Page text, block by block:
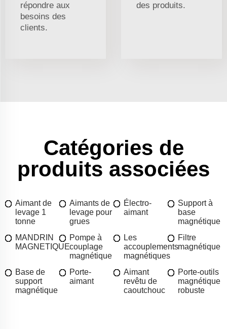
répondre aux
besoins des
clients.
des produits.
Catégories de
produits associées
Aimant de
levage 1
tonne
Aimants de
levage pour
grues
Électro-
aimant
Support à
base
magnétique
MANDRIN
MAGNETIQUE
Pompe à
couplage
magnétique
Les
accouplements
magnétiques
Filtre
magnétique
Base de
support
magnétique
Porte-
aimant
Aimant
revêtu de
caoutchouc
Porte-outils
magnétique
robuste